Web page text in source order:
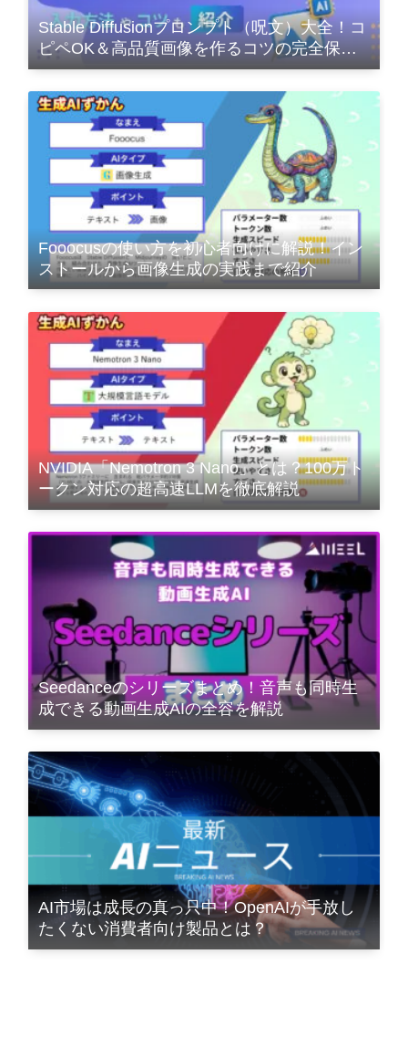
Stable Diffusionプロンプト（呪文）大全！コ
ピペOK＆高品質画像を作るコツの完全保存
版
Fooocusの使い方を初心者向けに解説！イン
ストールから画像生成の実践まで紹介
NVIDIA「Nemotron 3 Nano」とは？100万ト
ークン対応の超高速LLMを徹底解説
Seedanceのシリーズまとめ！音声も同時生
成できる動画生成AIの全容を解説
AI市場は成長の真っ只中！OpenAIが手放し
たくない消費者向け製品とは？